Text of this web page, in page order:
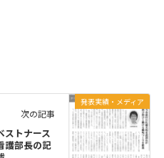
発表実績・メディア
次の記事
ストナース
護部長の記